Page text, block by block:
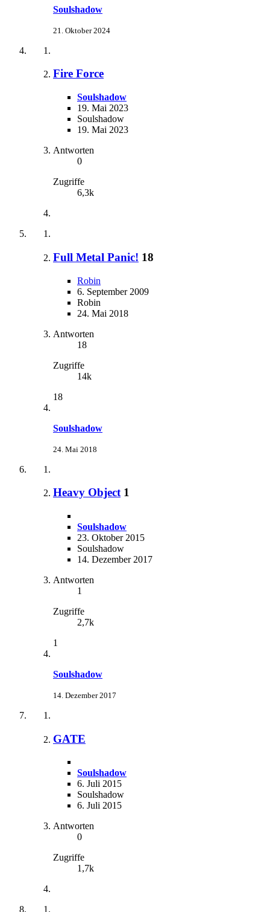
Soulshadow
21. Oktober 2024
Fire Force
Soulshadow
19. Mai 2023
Soulshadow
19. Mai 2023
Antworten
0
Zugriffe
6,3k
Full Metal Panic! 18
Robin
6. September 2009
Robin
24. Mai 2018
Antworten
18
Zugriffe
14k
18
Soulshadow
24. Mai 2018
Heavy Object 1
Soulshadow
23. Oktober 2015
Soulshadow
14. Dezember 2017
Antworten
1
Zugriffe
2,7k
1
Soulshadow
14. Dezember 2017
GATE
Soulshadow
6. Juli 2015
Soulshadow
6. Juli 2015
Antworten
0
Zugriffe
1,7k